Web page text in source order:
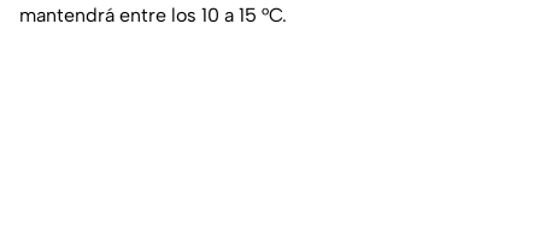
mantendrá entre los 10 a 15 °C.